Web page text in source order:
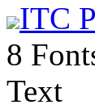
ITC
8
Text